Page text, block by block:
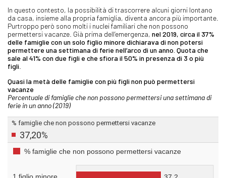
In questo contesto, la possibilità di trascorrere alcuni giorni lontano
da casa, insieme alla propria famiglia, diventa ancora più importante.
Purtroppo però sono molti i nuclei familiari che non possono
permettersi vacanze. Già prima dell’emergenza, nel 2019, circa il 37%
delle famiglie con un solo figlio minore dichiarava di non potersi
permettere una settimana di ferie nell’arco di un anno. Quota che
sale al 41% con due figli e che sfiora il 50% in presenza di 3 o più
figli
Quasi la metà delle famiglie con più figli non può permettersi
vacanze
Percentuale di famiglie che non possono permettersi una settimana di
ferie in un anno (2019)